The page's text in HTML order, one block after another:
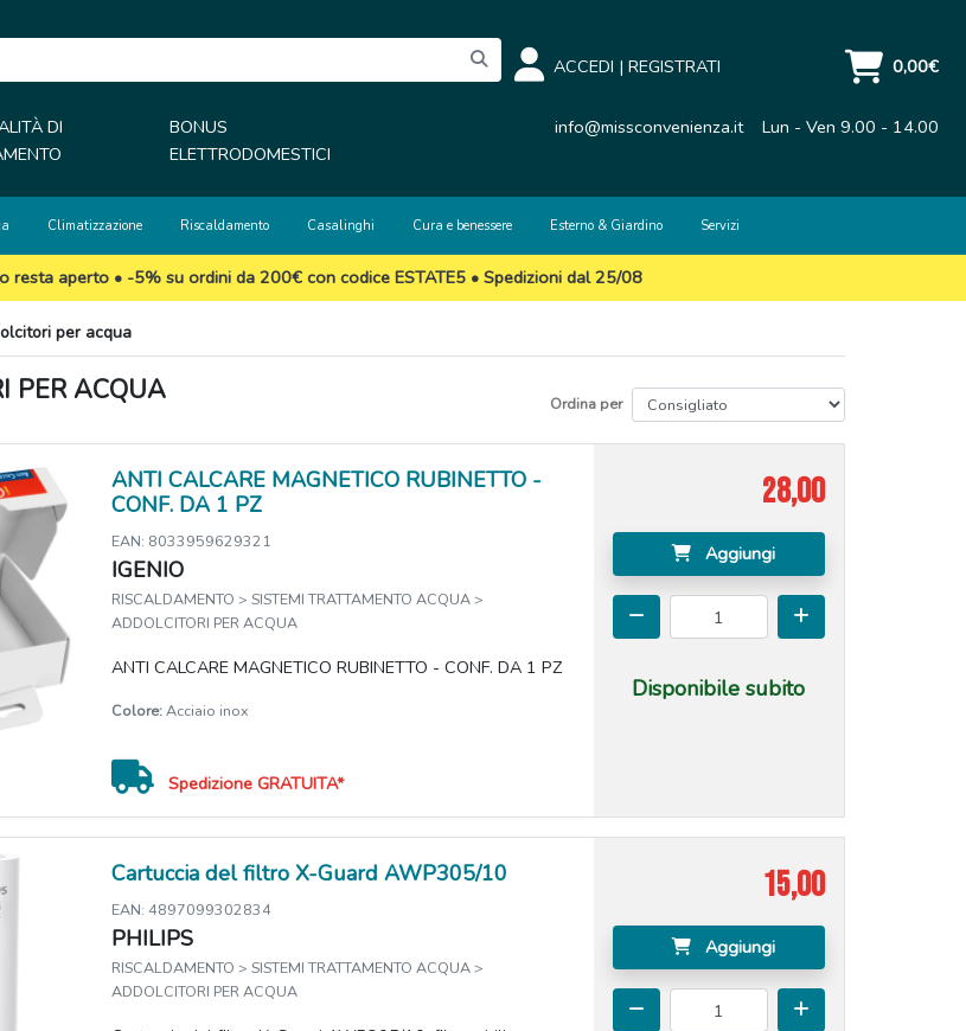
ACCEDI | REGISTRATI 0,00€
DI
BONUS
ELETTRODOMESTICI
info@missconvenienza.it Lun - Ven 9.00 - 14.00
Climatizzazione Riscaldamento Casalinghi Cura e benessere Esterno & Giardino Servizi
aperto • -5% su ordini da 200€ con codice ESTATE5 • Spedizioni dal 25/08
per acqua
PER ACQUA Ordina per
ANTI CALCARE MAGNETICO RUBINETTO -
CONF. DA 1 PZ
EAN: 8033959629321
IGENIO
RISCALDAMENTO > SISTEMI TRATTAMENTO ACQUA >
ADDOLCITORI PER ACQUA
ANTI CALCARE MAGNETICO RUBINETTO - CONF. DA 1 PZ
Colore:Acciaio inox
Spedizione GRATUITA*
28,00
Aggiungi
Disponibile subito
Cartuccia del filtro X-Guard AWP305/10
EAN: 4897099302834
PHILIPS
RISCALDAMENTO > SISTEMI TRATTAMENTO ACQUA >
ADDOLCITORI PER ACQUA
15,00
Aggiungi